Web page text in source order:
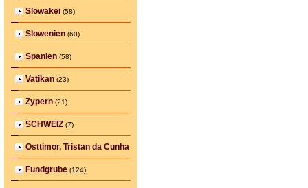
Slowakei (58)
Slowenien (60)
Spanien (58)
Vatikan (23)
Zypern (21)
SCHWEIZ (7)
Osttimor, Tristan da Cunha
Fundgrube (124)